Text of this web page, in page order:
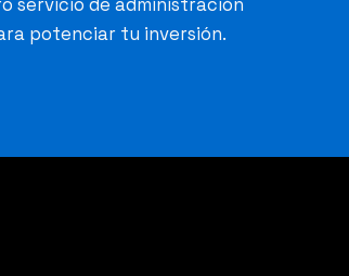
potenciar tu inversión.